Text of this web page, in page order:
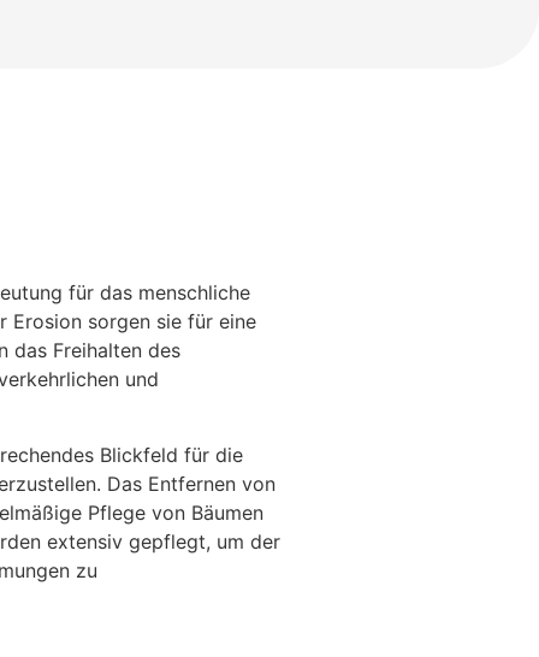
für das menschliche
Erosion sorgen sie für eine
das Freihalten des
und
Blickfeld für die
Das Entfernen von
Pflege von Bäumen
extensiv gepflegt, um der
zu